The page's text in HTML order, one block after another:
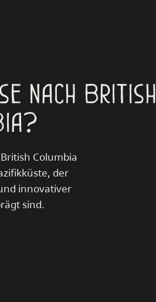
nach British
Columbia
der
innovativer
sind.